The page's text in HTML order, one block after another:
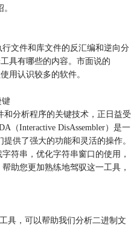
文件和库文件的反汇编和逆向分
具有哪些的内容。市面说的
用认识较多的软件。
键
分析程序的关键技术，正日益受
（Interactive DisAssembler）是一
供了强大的功能和灵活的操作。
符串，优化字符串窗口的使用，
助您更加熟练地驾驭这一工具，
具，可以帮助我们分析二进制文